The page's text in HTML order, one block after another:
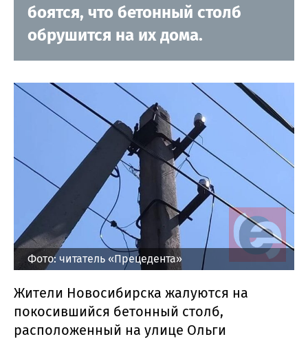
боятся, что бетонный столб
обрушится на их дома.
Фото: читатель «Прецедента»
Жители Новосибирска жалуются на
покосившийся бетонный столб,
расположенный на улице Ольги